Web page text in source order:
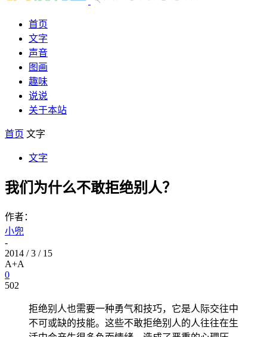
首页
文字
声音
图画
趣味
说说
关于本站
首页 文字
文字
我们为什么不敢拒绝别人？
作者：
小兜
-
2014 / 3 / 15
A+A
0
502
拒绝别人也需要一种勇气和技巧，它是人际交往中
不可或缺的技能。这些不敢拒绝别人的人往往在生